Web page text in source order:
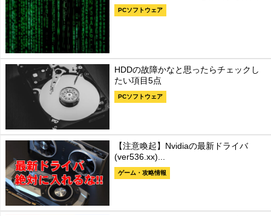
PCソフトウェア
HDDの故障かなと思ったらチェックし
たい項目5点
PCソフトウェア
【注意喚起】Nvidiaの最新ドライバ
(ver536.xx)...
ゲーム・攻略情報